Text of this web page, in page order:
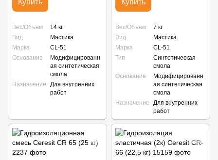
Купить
Вес/Объем
14 кг
Вид
Мастика
Марка
CL-51
Основание
Модифицированн
ая синтетическая
смола
Назначение
Для внутренних
работ
Купить
Вес/Объем
7 кг
Вид
Мастика
Марка
CL-51
Тип
Синтетическая
смола
Основание
Модифицированн
ая синтетическая
смола
Назначение
Для внутренних
работ